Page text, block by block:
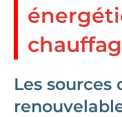
Les sources